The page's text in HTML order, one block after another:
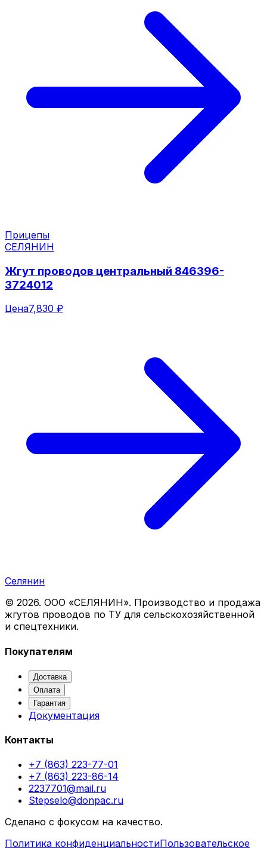
Прицепы
СЕЛЯНИН
Жгут проводов центральный 846396-
3724012
Цена7,830 ₽
Селянин
© 2026. ООО «СЕЛЯНИН». Производство и продажа
жгутов проводов по ТУ для сельскохозяйственной
и спецтехники.
Покупателям
Доставка
Оплата
Гарантия
Документация
Контакты
+7 (863) 223-77-01
+7 (863) 223-86-14
2237701@mail.ru
Stepselo@donpac.ru
Сделано с фокусом на качество.
Политика конфиденциальностиПользовательское